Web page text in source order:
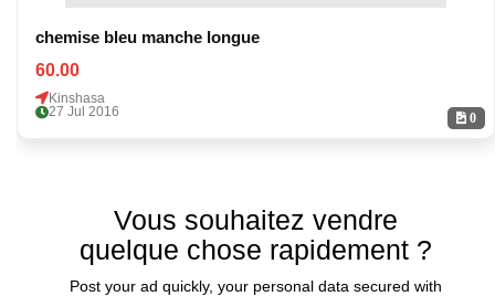
0
chemise bleu manche longue
60.00
Kinshasa
27 Jul 2016
Vous souhaitez vendre
quelque chose rapidement ?
Post your ad quickly, your personal data secured with